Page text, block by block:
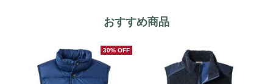
おすすめ商品
30% OFF